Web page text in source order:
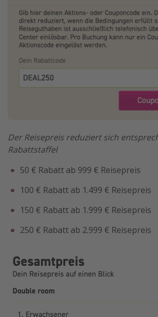
Der Reisepreis reduziert sich
Rabattstaffel
50 € Rabatt ab 999 € Reisepreis
100 € Rabatt ab 1.499 € Reisepreis
150 € Rabatt ab 1.999 € Reisepreis
250 € Rabatt ab 2.999 € Reisepreis